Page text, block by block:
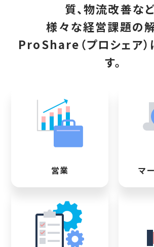
質、物流改善など
様々な経営課題の
ProShare（プロシェア）
す。
営業 マ